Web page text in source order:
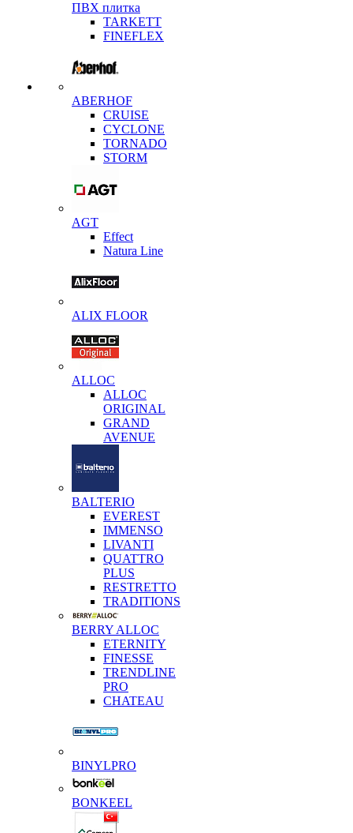
ПВХ плитка
TARKETT
FINEFLEX
ABERHOF
CRUISE
CYCLONE
TORNADO
STORM
AGT
Effect
Natura Line
ALIX FLOOR
ALLOC
ALLOC
ORIGINAL
GRAND
AVENUE
BALTERIO
EVEREST
IMMENSO
LIVANTI
QUATTRO
PLUS
RESTRETTO
TRADITIONS
BERRY ALLOC
ETERNITY
FINESSE
TRENDLINE
PRO
CHATEAU
BINYLPRO
BONKEEL